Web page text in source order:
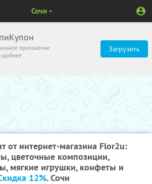
приложение
Загрузить
Сочи
от интернет-магазина Flor2u:
цветочные композиции,
мягкие игрушки, конфеты и
12%. Сочи